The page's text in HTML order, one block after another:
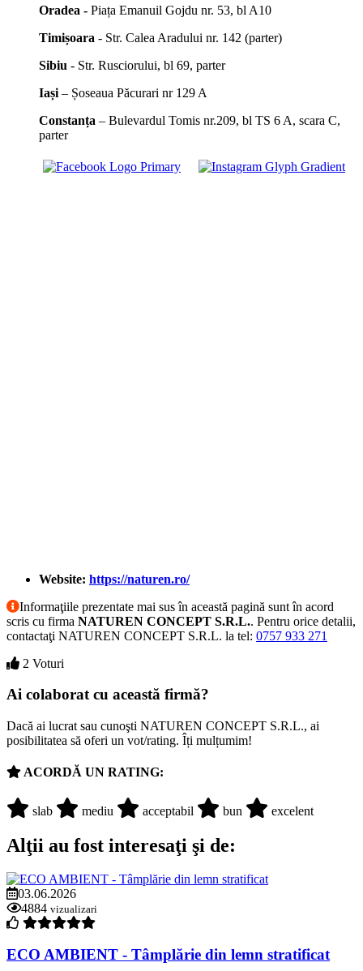
Oradea - Piața Emanuil Gojdu nr. 53, bl A10
Timișoara - Str. Calea Aradului nr. 142 (parter)
Sibiu - Str. Rusciorului, bl 69, parter
Iași – Șoseaua Păcurari nr 129 A
Constanța – Bulevardul Tomis nr.209, bl TS 6 A, scara C,
parter
Website: https://naturen.ro/
Informaţiile prezentate mai sus în această pagină sunt în acord
scris cu firma NATUREN CONCEPT S.R.L.. Pentru orice detalii,
contactaţi NATUREN CONCEPT S.R.L. la tel: 0757 933 271
2 Voturi
Ai colaborat cu această firmă?
Dacă ai lucrat sau cunoşti NATUREN CONCEPT S.R.L., ai
posibilitatea să oferi un vot/rating. Îți mulțumim!
ACORDĂ UN RATING:
slab mediu acceptabil bun excelent
Alţii au fost interesaţi şi de:
03.06.2026
4884 vizualizari
ECO AMBIENT - Tâmplărie din lemn stratificat